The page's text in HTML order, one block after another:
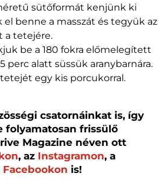
sütőformát kenjünk ki
el benne a masszát és tegyük az
a tetejére.
be a 180 fokra előmelegített
perc alatt süssük aranybarnára.
egy kis porcukorral.
csatornáinkat is, így
folyamatosan frissülő
Magazine néven ott
, az Instagramon, a
Facebookon is!